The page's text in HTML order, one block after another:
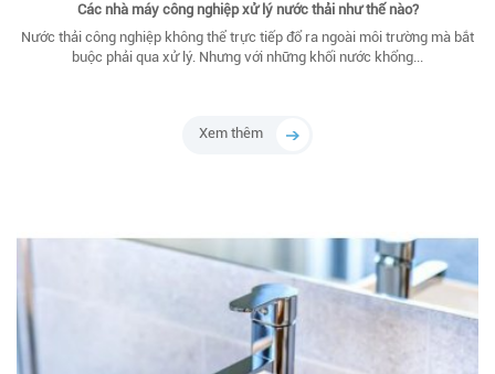
Các nhà máy công nghiệp xử lý nước thải như thế nào?
Nước thải công nghiệp không thể trực tiếp đổ ra ngoài môi trường mà bắt
buộc phải qua xử lý. Nhưng với những khối nước khổng...
Xem thêm